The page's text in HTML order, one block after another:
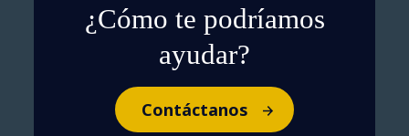
¿Cómo te podríamos
ayudar?
Contáctanos